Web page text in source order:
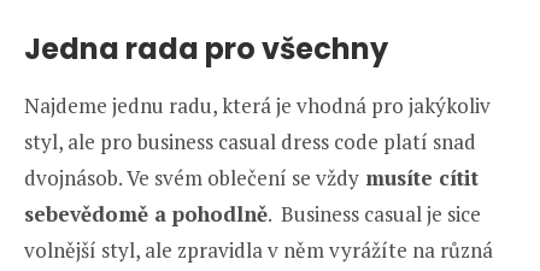
Jedna rada pro všechny
Najdeme jednu radu, která je vhodná pro jakýkoliv
styl, ale pro business casual dress code platí snad
dvojnásob. Ve svém oblečení se vždy musíte cítit
sebevědomě a pohodlně. Business casual je sice
volnější styl, ale zpravidla v něm vyrážíte na různá